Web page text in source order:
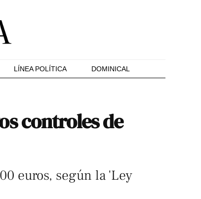
LÍNEA POLÍTICA DOMINICAL
controles de
euros, según la 'Ley